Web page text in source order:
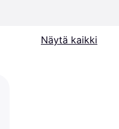
Näytä kaikki